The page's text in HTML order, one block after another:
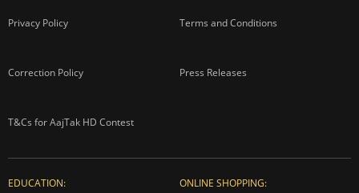
Privacy Policy Terms and Conditions
Correction Policy Press Releases
T&Cs for AajTak HD Contest
EDUCATION: ONLINE SHOPPING: